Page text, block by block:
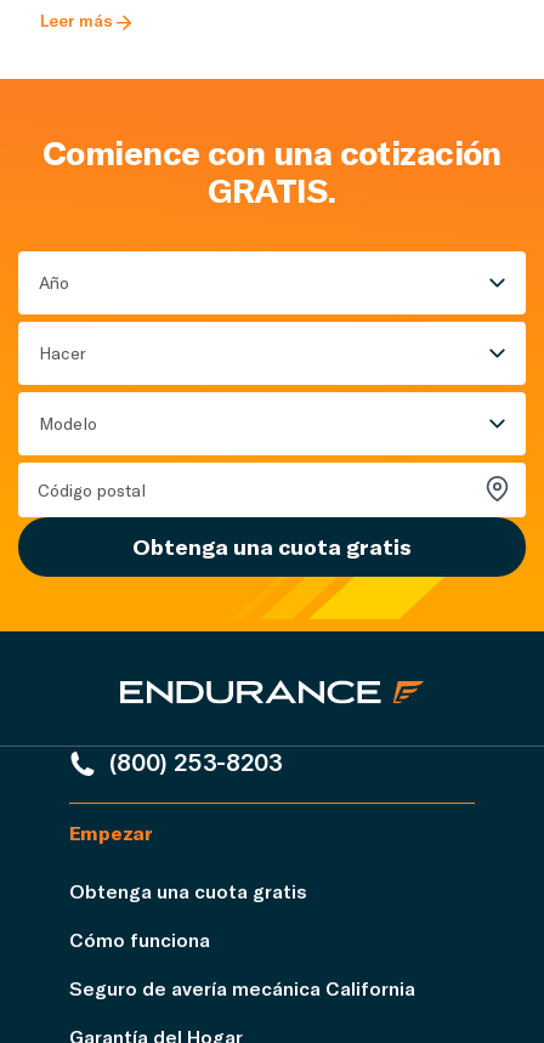
Leer más
Comience con una cotización
GRATIS.
Año
Hacer
Modelo
Obtenga una cuota gratis
(800) 253-8203
Empezar
Obtenga una cuota gratis
Cómo funciona
Seguro de avería mecánica California
Garantía del Hogar